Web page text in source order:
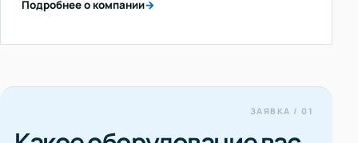
Подробнее о компании→